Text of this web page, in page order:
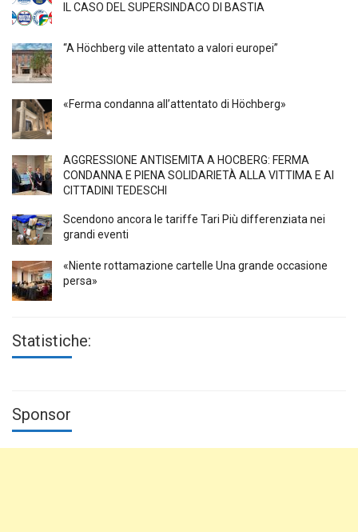
IL CASO DEL SUPERSINDACO DI BASTIA
“A Höchberg vile attentato a valori europei”
«Ferma condanna all’attentato di Höchberg»
AGGRESSIONE ANTISEMITA A HÖCBERG: FERMA
CONDANNA E PIENA SOLIDARIETÀ ALLA VITTIMA E AI
CITTADINI TEDESCHI
Scendono ancora le tariffe Tari Più differenziata nei
grandi eventi
«Niente rottamazione cartelle Una grande occasione
persa»
Statistiche:
Sponsor